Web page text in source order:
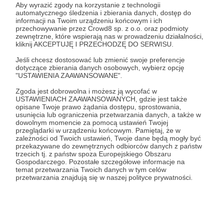
Aby wyrazić zgody na korzystanie z technologii
automatycznego śledzenia i zbierania danych, dostęp do
informacji na Twoim urządzeniu końcowym i ich
przechowywanie przez Crowd8 sp. z o.o. oraz podmioty
zewnętrzne, które wspierają nas w prowadzeniu działalności,
kliknij AKCEPTUJĘ I PRZECHODZĘ DO SERWISU.
Jeśli chcesz dostosować lub zmienić swoje preferencje
dotyczące zbierania danych osobowych, wybierz opcję
"USTAWIENIA ZAAWANSOWANE".
Zgoda jest dobrowolna i możesz ją wycofać w
USTAWIENIACH ZAAWANSOWANYCH, gdzie jest także
opisane Twoje prawo żądania dostępu, sprostowania,
usunięcia lub ograniczenia przetwarzania danych, a także w
dowolnym momencie za pomocą ustawień Twojej
przeglądarki w urządzeniu końcowym. Pamiętaj, że w
zależności od Twoich ustawień, Twoje dane będą mogły być
przekazywane do zewnętrznych odbiorców danych z państw
trzecich tj. z państw spoza Europejskiego Obszaru
Gospodarczego. Pozostałe szczegółowe informacje na
temat przetwarzania Twoich danych w tym celów
przetwarzania znajdują się w naszej polityce prywatności.
Spotkanie Online NVT Patroni
Udostępnij
Meaax - Trading, Rozwój inwestora
Zobacz profil autora
Zobacz również